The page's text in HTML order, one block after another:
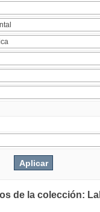
de la colección: